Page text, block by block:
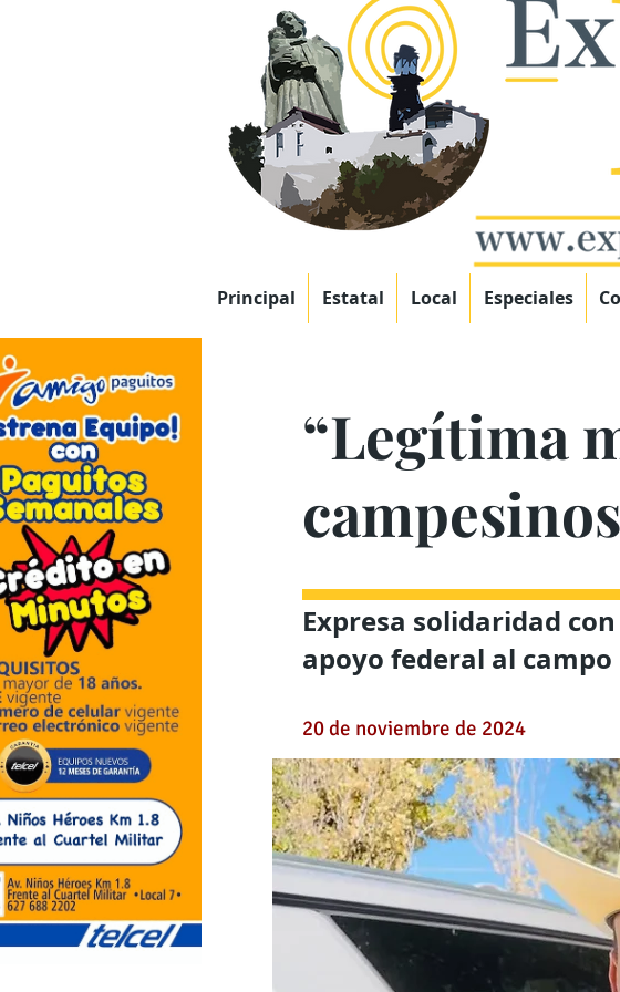
Principal Estatal Local Especiales
“Legítima
Expresa solidaridad
apoyo federal al campo
20 de noviembre de 2024